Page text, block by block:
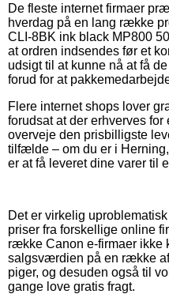
De fleste internet firmaer
hverdag på en lang række
CLI-8BK ink black MP800
at ordren indsendes før et
udsigt til at kunne nå at få
forud for at
Flere internet shops lover
forudsat at der erhverves
overveje den prisbilligste
tilfælde – om du er i
er at få leveret dine varer til
Det er virkelig
priser fra forskellige online
række Canon e-firmaer ikke
salgsværdien på en række
piger, og desuden også til
gange love gratis fragt.